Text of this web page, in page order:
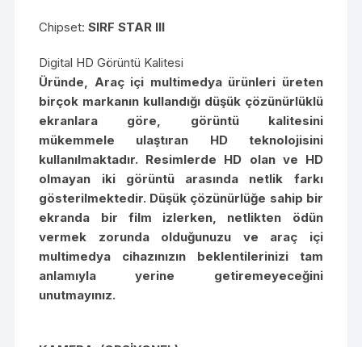
Chipset:SIRF STAR III
Digital HD Görüntü Kalitesi
Üründe, Araç içi multimedya ürünleri üreten
birçok markanın kullandığı düşük çözünürlüklü
ekranlara göre, görüntü kalitesini
mükemmele ulaştıran HD teknolojisini
kullanılmaktadır. Resimlerde HD olan ve HD
olmayan iki görüntü arasında netlik farkı
gösterilmektedir. Düşük çözünürlüğe sahip bir
ekranda bir film izlerken, netlikten ödün
vermek zorunda olduğunuzu ve araç içi
multimedya cihazınızın beklentilerinizi tam
anlamıyla yerine getiremeyeceğini
unutmayınız.